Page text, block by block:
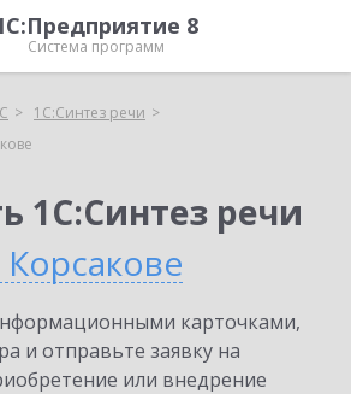
8
Система программ
1С:Синтез речи
1С:Синтез речи
Корсакове
карточками,
и отправьте заявку на
или внедрение